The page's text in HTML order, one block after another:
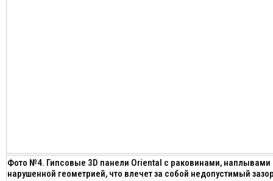
Фото №4. Гипсовые 3D панели Oriental с раковинами, наплывами
нарушенной геометрией, что влечет за собой недопустимый